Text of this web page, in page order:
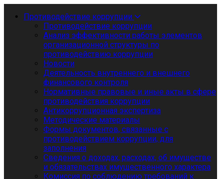
Противодействие коррупции
Противодействие коррупции
Анализ эффективности работы элементов
организационной структуры по
противодействию коррупции
Новости
Деятельность внутреннего и внешнего
финансового контроля
Нормативные правовые и иные акты в сфере
противодействия коррупции
Антикоррупционная экспертиза
Методические материалы
Формы документов, связанные с
противодействием коррупции, для
заполнения
Сведения о доходах, расходах, об имуществе
и обязательствах имущественного характера
Комиссия по соблюдению требований к